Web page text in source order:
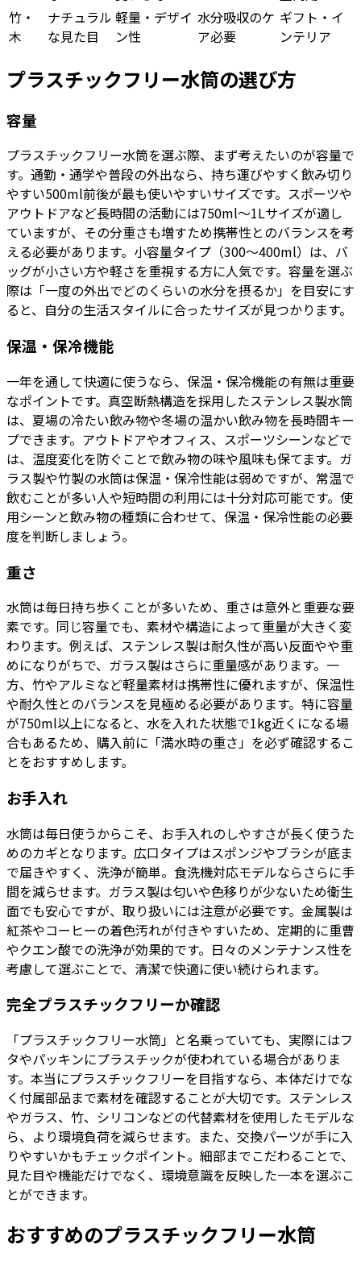
竹・
木
ナチュラル
な見た目
軽量・デザイ
ン性
水分吸収のケ
ア必要
ギフト・イ
ンテリア
プラスチックフリー水筒の選び方
容量
プラスチックフリー水筒を選ぶ際、まず考えたいのが容量で
す。通勤・通学や普段の外出なら、持ち運びやすく飲み切り
やすい500ml前後が最も使いやすいサイズです。スポーツや
アウトドアなど長時間の活動には750ml〜1Lサイズが適し
ていますが、その分重さも増すため携帯性とのバランスを考
える必要があります。小容量タイプ（300〜400ml）は、バ
ッグが小さい方や軽さを重視する方に人気です。容量を選ぶ
際は「一度の外出でどのくらいの水分を摂るか」を目安にす
ると、自分の生活スタイルに合ったサイズが見つかります。
保温・保冷機能
一年を通して快適に使うなら、保温・保冷機能の有無は重要
なポイントです。真空断熱構造を採用したステンレス製水筒
は、夏場の冷たい飲み物や冬場の温かい飲み物を長時間キー
プできます。アウトドアやオフィス、スポーツシーンなどで
は、温度変化を防ぐことで飲み物の味や風味も保てます。ガ
ラス製や竹製の水筒は保温・保冷性能は弱めですが、常温で
飲むことが多い人や短時間の利用には十分対応可能です。使
用シーンと飲み物の種類に合わせて、保温・保冷性能の必要
度を判断しましょう。
重さ
水筒は毎日持ち歩くことが多いため、重さは意外と重要な要
素です。同じ容量でも、素材や構造によって重量が大きく変
わります。例えば、ステンレス製は耐久性が高い反面やや重
めになりがちで、ガラス製はさらに重量感があります。一
方、竹やアルミなど軽量素材は携帯性に優れますが、保温性
や耐久性とのバランスを見極める必要があります。特に容量
が750ml以上になると、水を入れた状態で1kg近くになる場
合もあるため、購入前に「満水時の重さ」を必ず確認するこ
とをおすすめします。
お手入れ
水筒は毎日使うからこそ、お手入れのしやすさが長く使うた
めのカギとなります。広口タイプはスポンジやブラシが底ま
で届きやすく、洗浄が簡単。食洗機対応モデルならさらに手
間を減らせます。ガラス製は匂いや色移りが少ないため衛生
面でも安心ですが、取り扱いには注意が必要です。金属製は
紅茶やコーヒーの着色汚れが付きやすいため、定期的に重曹
やクエン酸での洗浄が効果的です。日々のメンテナンス性を
考慮して選ぶことで、清潔で快適に使い続けられます。
完全プラスチックフリーか確認
「プラスチックフリー水筒」と名乗っていても、実際にはフ
タやパッキンにプラスチックが使われている場合がありま
す。本当にプラスチックフリーを目指すなら、本体だけでな
く付属部品まで素材を確認することが大切です。ステンレス
やガラス、竹、シリコンなどの代替素材を使用したモデルな
ら、より環境負荷を減らせます。また、交換パーツが手に入
りやすいかもチェックポイント。細部までこだわることで、
見た目や機能だけでなく、環境意識を反映した一本を選ぶこ
とができます。
おすすめのプラスチックフリー水筒